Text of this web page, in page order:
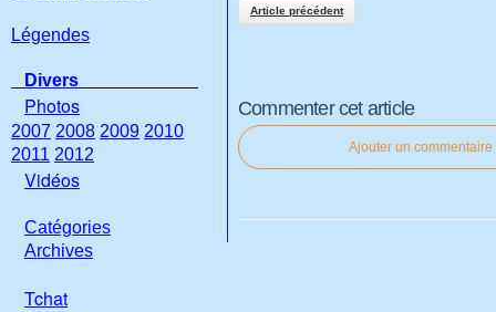
Article précédent
Commenter cet article
Ajouter un commentaire
Légendes
Divers
Photos
2007 2008 2009 2010
2011 2012
Vidéos
Catégories
Archives
Tchat